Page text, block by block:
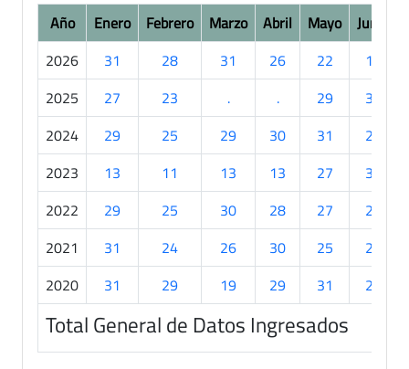
Año Enero Febrero Marzo Abril Mayo Junio
2026
31 28 31 26 22
19
2025
27 23 . . 29
30
2024
29 25 29 30 31
20
2023
13 11 13 13 27
30
2022
29 25 30 28 27
24
2021
31 24 26 30 25
26
2020
31 29 19 29 31 26
Total General de Datos Ingresados